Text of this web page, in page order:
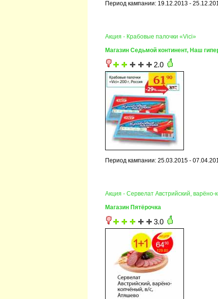
Период кампании: 19.12.2013 -
Акция - Крабовые палочки «Vici»
Магазин Седьмой континент, Наш
2.0
Период кампании: 25.03.2015 -
Акция - Сервелат Австрийский,
Магазин Пятёрочка
3.0